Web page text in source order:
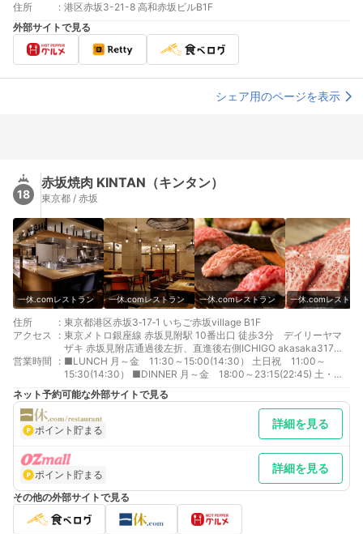
住所 : 港区赤坂3-21-8 高和赤坂ビルB1F
外部サイトで見る
シェア用のページを表示
18
赤坂焼肉 KINTAN（キンタン）
東京都 / 赤坂
一休.comレストラン 一休.comレストラン 一休.comレストラン 一休.comレストラ
住所 : 東京都港区赤坂3‐17‐1 いちご赤坂village B1F
アクセス
: 東京メトロ銀座線 赤坂見附駅 10番出口 徒歩3分 デイリーヤマ
ザキ 赤坂見附店通過後左折、直進後右側ICHIGO akasaka317ビ
ル B1F 東京メトロ丸ノ内線 赤坂見附駅 10番出口 徒歩3分 東京メ
トロ千代田線 赤坂駅 1番出口 徒歩5分
営業時間 : ■LUNCH 月～金 11:30～15:00(14:30） 土日祝 11:00～
15:30(14:30） ■DINNER 月～金 18:00～23:15(22:45) 土・
祝 17:00～23:15(22:45) 日 17:00～22:00(21:30)
ネット予約可能な外部サイトで見る
ポイント貯まる 詳細を見る
ポイント貯まる 詳細を見る
その他の外部サイトで見る